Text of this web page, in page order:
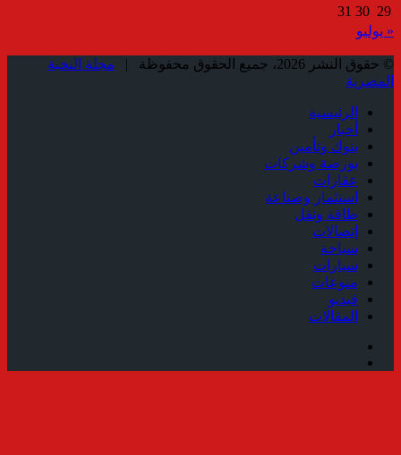
29
30
31
« يوليو
© حقوق النشر 2026، جميع الحقوق محفوظة |
مجلة النخبة
المصرية
الرئيسية
أخبار
بنوك وتأمين
بورصة وشركات
عقارات
استثمار وصناعة
طاقة ونقل
إتصالات
سياحة
سيارات
منوعات
فيديو
المقالات